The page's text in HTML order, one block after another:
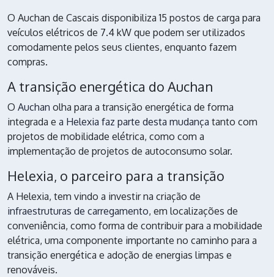
O Auchan de Cascais disponibiliza 15 postos de carga para
veículos elétricos de 7.4 kW que podem ser utilizados
comodamente pelos seus clientes, enquanto fazem
compras.
A transição energética do Auchan
O Auchan olha para a transição energética de forma
integrada e a Helexia faz parte desta mudança tanto com
projetos de mobilidade elétrica, como com a
implementação de projetos de autoconsumo solar.
Helexia, o parceiro para a transição
A Helexia, tem vindo a investir na criação de
infraestruturas de carregamento, em localizações de
conveniência, como forma de contribuir para a mobilidade
elétrica, uma componente importante no caminho para a
transição energética e adoção de energias limpas e
renováveis.